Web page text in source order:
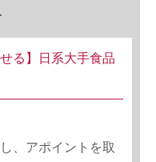
る】日系大手食品
、アポイントを取